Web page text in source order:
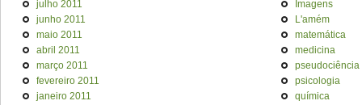
julho 2011
junho 2011
maio 2011
abril 2011
março 2011
fevereiro 2011
janeiro 2011
Imagens
L'amém
matemática
medicina
pseudociência
psicologia
química